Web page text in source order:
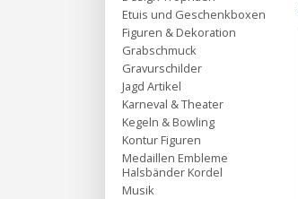
Etuis und Geschenkboxen
Figuren & Dekoration
Grabschmuck
Gravurschilder
Jagd Artikel
Karneval & Theater
Kegeln & Bowling
Kontur Figuren
Medaillen Embleme
Halsbänder Kordel
Musik